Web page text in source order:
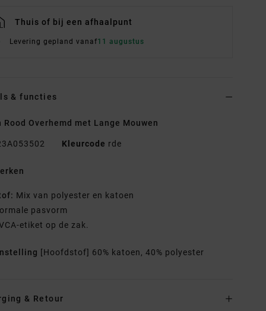
Thuis of bij een afhaalpunt
Levering gepland vanaf11 augustus
& functies
Rood Overhemd met Lange Mouwen
Kleurcode rde
Mix van polyester en katoen
pasvorm
etiket op de zak.
[Hoofdstof] 60% katoen, 40% polyester
& Retour